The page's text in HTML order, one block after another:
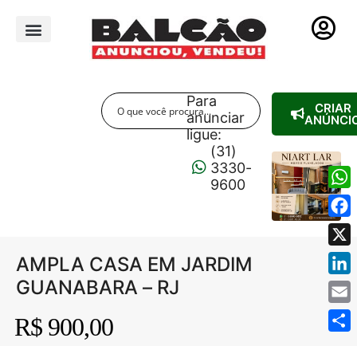
Para
anunciar
ligue:
(31)
3330-
9600
CRIAR
AMPLA CASA EM JARDIM
GUANABARA – RJ
R$ 900,00
X